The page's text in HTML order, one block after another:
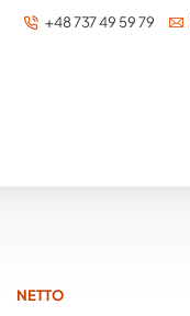
+48 737 49 59 79
NETTO